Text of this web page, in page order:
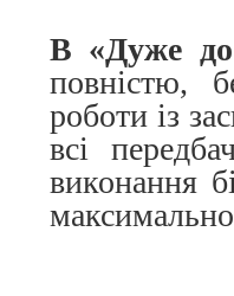
B «Дуже
повністю,
роботи із
всі
виконання